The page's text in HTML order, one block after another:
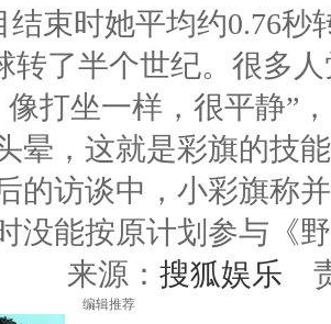
结束时她平均约0.76秒
转了半个世纪。很多
打坐一样，很平静”
晕，这就是彩旗的技
的访谈中，小彩旗称
没能按原计划参与《
来源： 搜狐娱乐
编辑推荐